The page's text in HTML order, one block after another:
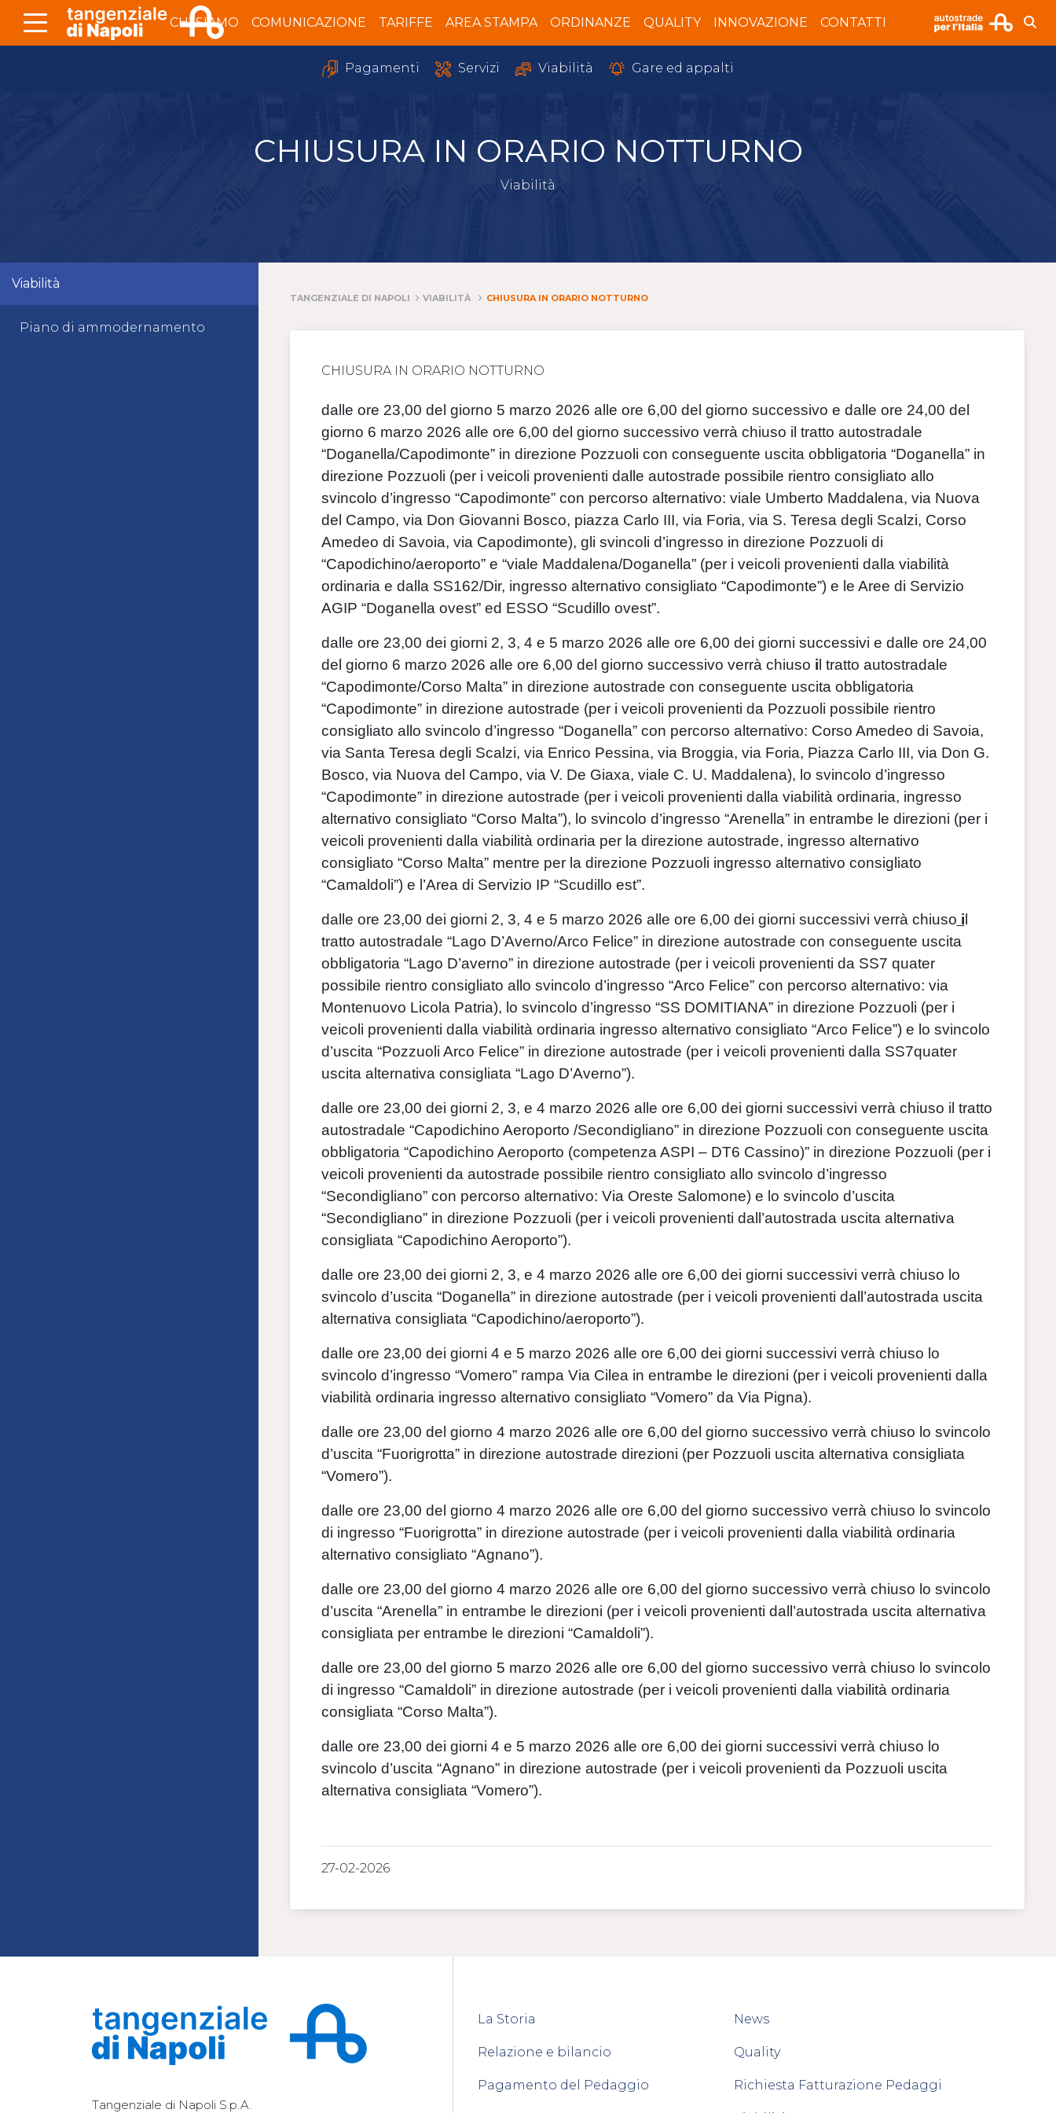
Skip to Main Content
CHI SIAMO COMUNICAZIONE TARIFFE AREA STAMPA ORDINANZE QUALITY INNOVAZIONE CONTATTI
Pagamenti Servizi Viabilità Gare ed appalti
CHIUSURA IN ORARIO NOTTURNO
Viabilità
Viabilità
Piano di ammodernamento
TANGENZIALE DI NAPOLI VIABILITÀ CHIUSURA IN ORARIO NOTTURNO
CHIUSURA IN ORARIO NOTTURNO
dalle ore 23,00 del giorno 5 marzo 2026 alle ore 6,00 del giorno successivo e dalle ore 24,00 del
giorno 6 marzo 2026 alle ore 6,00 del giorno successivo verrà chiuso il tratto autostradale
“Doganella/Capodimonte” in direzione Pozzuoli con conseguente uscita obbligatoria “Doganella” in
direzione Pozzuoli (per i veicoli provenienti dalle autostrade possibile rientro consigliato allo
svincolo d’ingresso “Capodimonte” con percorso alternativo: viale Umberto Maddalena, via Nuova
del Campo, via Don Giovanni Bosco, piazza Carlo III, via Foria, via S. Teresa degli Scalzi, Corso
Amedeo di Savoia, via Capodimonte), gli svincoli d’ingresso in direzione Pozzuoli di
“Capodichino/aeroporto” e “viale Maddalena/Doganella” (per i veicoli provenienti dalla viabilità
ordinaria e dalla SS162/Dir, ingresso alternativo consigliato “Capodimonte”) e le Aree di Servizio
AGIP “Doganella ovest” ed ESSO “Scudillo ovest”.
dalle ore 23,00 dei giorni 2, 3, 4 e 5 marzo 2026 alle ore 6,00 dei giorni successivi e dalle ore 24,00
del giorno 6 marzo 2026 alle ore 6,00 del giorno successivo verrà chiuso il tratto autostradale
“Capodimonte/Corso Malta” in direzione autostrade con conseguente uscita obbligatoria
“Capodimonte” in direzione autostrade (per i veicoli provenienti da Pozzuoli possibile rientro
consigliato allo svincolo d’ingresso “Doganella” con percorso alternativo: Corso Amedeo di Savoia,
via Santa Teresa degli Scalzi, via Enrico Pessina, via Broggia, via Foria, Piazza Carlo III, via Don G.
Bosco, via Nuova del Campo, via V. De Giaxa, viale C. U. Maddalena), lo svincolo d’ingresso
“Capodimonte” in direzione autostrade (per i veicoli provenienti dalla viabilità ordinaria, ingresso
alternativo consigliato “Corso Malta”), lo svincolo d’ingresso “Arenella” in entrambe le direzioni (per i
veicoli provenienti dalla viabilità ordinaria per la direzione autostrade, ingresso alternativo
consigliato “Corso Malta” mentre per la direzione Pozzuoli ingresso alternativo consigliato
“Camaldoli”) e l’Area di Servizio IP “Scudillo est”.
dalle ore 23,00 dei giorni 2, 3, 4 e 5 marzo 2026 alle ore 6,00 dei giorni successivi verrà chiuso il
tratto autostradale “Lago D’Averno/Arco Felice” in direzione autostrade con conseguente uscita
obbligatoria “Lago D’averno” in direzione autostrade (per i veicoli provenienti da SS7 quater
possibile rientro consigliato allo svincolo d’ingresso “Arco Felice” con percorso alternativo: via
Montenuovo Licola Patria), lo svincolo d’ingresso “SS DOMITIANA” in direzione Pozzuoli (per i
veicoli provenienti dalla viabilità ordinaria ingresso alternativo consigliato “Arco Felice”) e lo svincolo
d’uscita “Pozzuoli Arco Felice” in direzione autostrade (per i veicoli provenienti dalla SS7quater
uscita alternativa consigliata “Lago D’Averno”).
dalle ore 23,00 dei giorni 2, 3, e 4 marzo 2026 alle ore 6,00 dei giorni successivi verrà chiuso il tratto
autostradale “Capodichino Aeroporto /Secondigliano” in direzione Pozzuoli con conseguente uscita
obbligatoria “Capodichino Aeroporto (competenza ASPI – DT6 Cassino)” in direzione Pozzuoli (per i
veicoli provenienti da autostrade possibile rientro consigliato allo svincolo d’ingresso
“Secondigliano” con percorso alternativo: Via Oreste Salomone) e lo svincolo d’uscita
“Secondigliano” in direzione Pozzuoli (per i veicoli provenienti dall’autostrada uscita alternativa
consigliata “Capodichino Aeroporto”).
dalle ore 23,00 dei giorni 2, 3, e 4 marzo 2026 alle ore 6,00 dei giorni successivi verrà chiuso lo
svincolo d’uscita “Doganella” in direzione autostrade (per i veicoli provenienti dall’autostrada uscita
alternativa consigliata “Capodichino/aeroporto”).
dalle ore 23,00 dei giorni 4 e 5 marzo 2026 alle ore 6,00 dei giorni successivi verrà chiuso lo
svincolo d’ingresso “Vomero” rampa Via Cilea in entrambe le direzioni (per i veicoli provenienti dalla
viabilità ordinaria ingresso alternativo consigliato “Vomero” da Via Pigna).
dalle ore 23,00 del giorno 4 marzo 2026 alle ore 6,00 del giorno successivo verrà chiuso lo svincolo
d’uscita “Fuorigrotta” in direzione autostrade direzioni (per Pozzuoli uscita alternativa consigliata
“Vomero”).
dalle ore 23,00 del giorno 4 marzo 2026 alle ore 6,00 del giorno successivo verrà chiuso lo svincolo
di ingresso “Fuorigrotta” in direzione autostrade (per i veicoli provenienti dalla viabilità ordinaria
alternativo consigliato “Agnano”).
dalle ore 23,00 del giorno 4 marzo 2026 alle ore 6,00 del giorno successivo verrà chiuso lo svincolo
d’uscita “Arenella” in entrambe le direzioni (per i veicoli provenienti dall’autostrada uscita alternativa
consigliata per entrambe le direzioni “Camaldoli”).
dalle ore 23,00 del giorno 5 marzo 2026 alle ore 6,00 del giorno successivo verrà chiuso lo svincolo
di ingresso “Camaldoli” in direzione autostrade (per i veicoli provenienti dalla viabilità ordinaria
consigliata “Corso Malta”).
dalle ore 23,00 dei giorni 4 e 5 marzo 2026 alle ore 6,00 dei giorni successivi verrà chiuso lo
svincolo d’uscita “Agnano” in direzione autostrade (per i veicoli provenienti da Pozzuoli uscita
alternativa consigliata “Vomero”).
27-02-2026
Tangenziale di Napoli S.p.A.
La Storia
Relazione e bilancio
Pagamento del Pedaggio
News
Quality
Richiesta Fatturazione Pedaggi